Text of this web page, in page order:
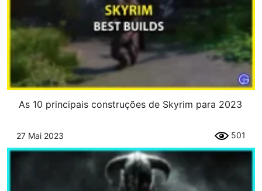
As 10 principais construções de Skyrim para 2023
27 Mai 2023 501